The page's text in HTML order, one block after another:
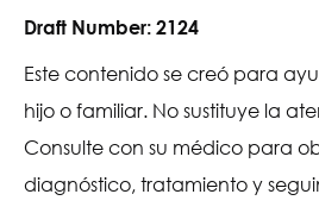
Draft Number: 2124
Este contenido se creó para
hijo o familiar. No sustituye la
Consulte con su médico para
diagnóstico, tratamiento y